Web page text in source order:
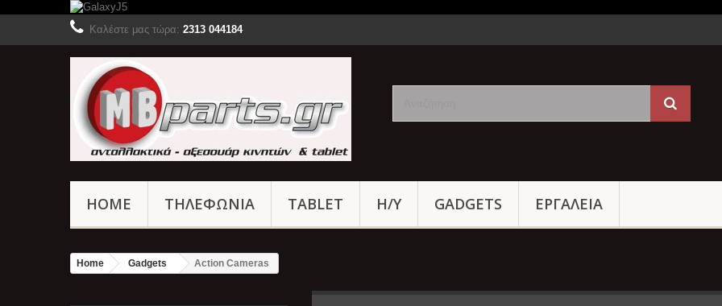
Καλέστε μας τώρα: 2313 044184
HOME ΤΗΛΕΦΩΝΙΑ TABLET Η/Υ GADGETS ΕΡΓΑΛΕΙΑ
Home Gadgets Action Cameras